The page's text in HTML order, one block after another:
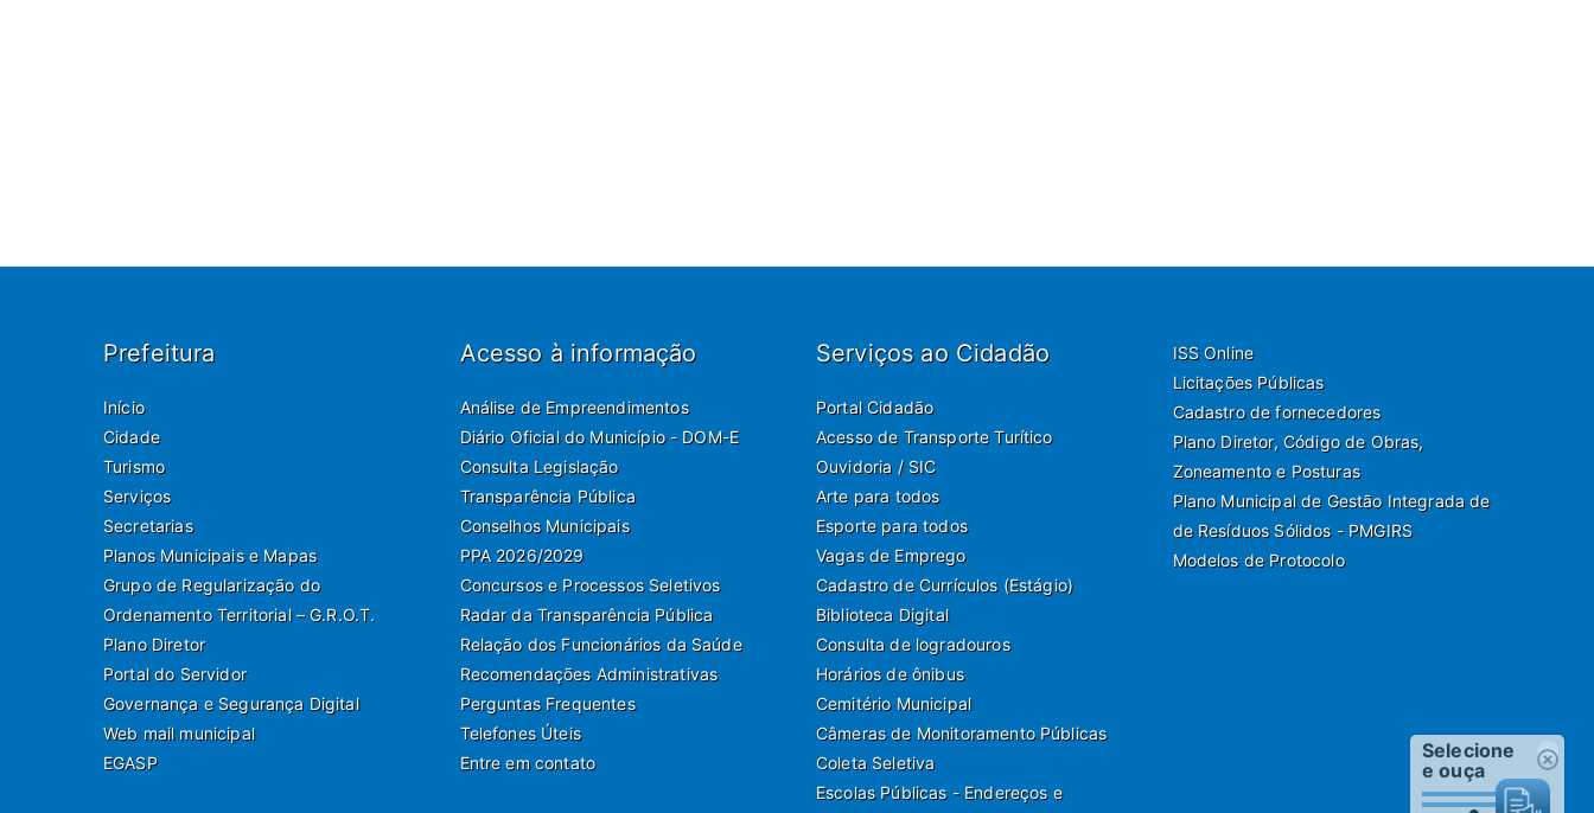
Prefeitura
Início
Cidade
Turismo
Serviços
Secretarias
Planos Municipais e Mapas
Grupo de Regularização do
Ordenamento Territorial – G.R.O.T.
Plano Diretor
Portal do Servidor
Governança e Segurança Digital
Web mail municipal
EGASP
Acesso à informação
Análise de Empreendimentos
Diário Oficial do Município - DOM-E
Consulta Legislação
Transparência Pública
Conselhos Municipais
PPA 2026/2029
Concursos e Processos Seletivos
Radar da Transparência Pública
Relação dos Funcionários da Saúde
Recomendações Administrativas
Perguntas Frequentes
Telefones Úteis
Entre em contato
Serviços ao Cidadão
Portal Cidadão
Acesso de Transporte Turítico
Ouvidoria / SIC
Arte para todos
Esporte para todos
Vagas de Emprego
Cadastro de Currículos (Estágio)
Biblioteca Digital
Consulta de logradouros
Horários de ônibus
Cemitério Municipal
Câmeras de Monitoramento Públicas
Coleta Seletiva
Escolas Públicas - Endereços e
ISS Online
Licitações Públicas
Cadastro de fornecedores
Plano Diretor, Código de Obras,
Zoneamento e Posturas
Plano Municipal de Gestão Integrada de
de Resíduos Sólidos - PMGIRS
Modelos de Protocolo
Selecione
e ouça